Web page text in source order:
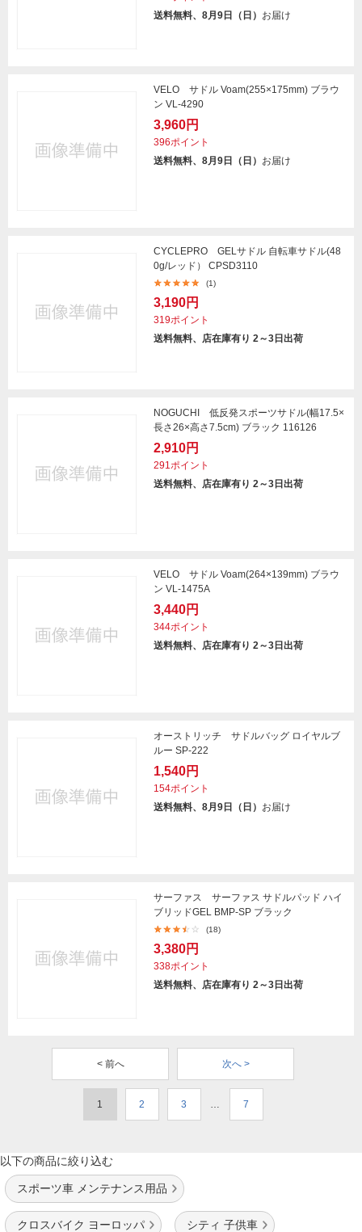
送料無料、8月9日（日） お届け
VELO サドル Voam(255×175mm) ブラウ
ン VL-4290
3,960円
396ポイント
送料無料、8月9日（日） お届け
CYCLEPRO GELサドル 自転車サドル(48
0g/レッド） CPSD3110
(1)
3,190円
319ポイント
送料無料、店在庫有り 2～3日出荷
NOGUCHI 低反発スポーツサドル(幅17.5×
長さ26×高さ7.5cm) ブラック 116126
2,910円
291ポイント
送料無料、店在庫有り 2～3日出荷
VELO サドル Voam(264×139mm) ブラウ
ン VL-1475A
3,440円
344ポイント
送料無料、店在庫有り 2～3日出荷
オーストリッチ サドルバッグ ロイヤルブ
ルー SP-222
1,540円
154ポイント
送料無料、8月9日（日） お届け
サーファス サーファス サドルパッド ハイ
ブリッドGEL BMP-SP ブラック
(18)
3,380円
338ポイント
送料無料、店在庫有り 2～3日出荷
< 前へ 次へ >
1 2 3 … 7
以下の商品に絞り込む
スポーツ車 メンテナンス用品
クロスバイク ヨーロッパ シティ 子供車